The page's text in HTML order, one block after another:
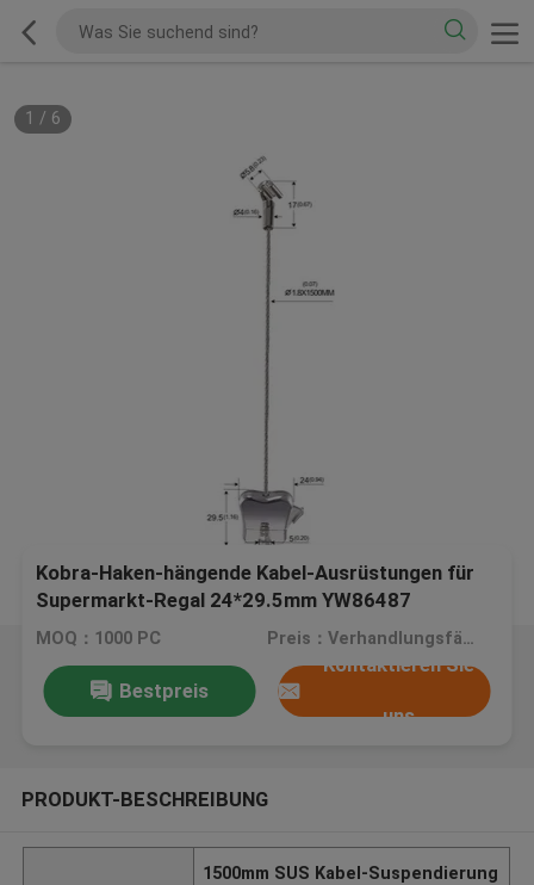
1 / 6
Kobra-Haken-hängende Kabel-Ausrüstungen für
Supermarkt-Regal 24*29.5mm YW86487
MOQ：1000 PC Preis：Verhandlungsfähig
Bestpreis
Kontaktieren Sie
uns
PRODUKT-BESCHREIBUNG
1500mm SUS Kabel-Suspendierung